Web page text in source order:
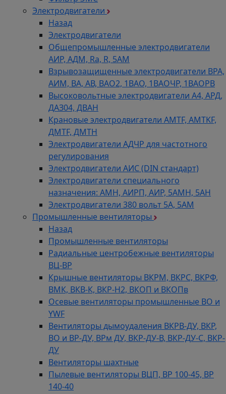
Электродвигатели
Назад
Электродвигатели
Общепромышленные электродвигатели
АИР, АДМ, Ra, R, 5AM
Взрывозащищенные электродвигатели ВРА,
АИМ, ВА, АВ, ВАO2, 1ВАО, 1ВАОЧР, 1ВАОРВ
Высоковольтные электродвигатели A4, АРД,
ДАЗ04, ДВАН
Крановые электродвигатели AMTF, AMTKF,
ДMTF, ДМТН
Электродвигатели АДЧР для частотного
регулирования
Электродвигатели АИС (DIN стандарт)
Электродвигатели специального
назначения: АМН, АИРП, АИР, 5АМН, 5АН
Электродвигатели 380 вольт 5А, 5АМ
Промышленные вентиляторы
Назад
Промышленные вентиляторы
Радиальные центробежные вентиляторы
ВЦ-ВР
Крышные вентиляторы ВКРМ, ВКРС, ВКРФ,
ВМК, ВКВ-К, ВКР-Н2, ВКОП и ВКОПв
Осевые вентиляторы промышленные ВО и
YWF
Вентиляторы дымоудаления ВКРВ-ДУ, ВКР,
ВО и ВР-ДУ, ВРм ДУ, ВКР-ДУ-В, ВКР-ДУ-С, ВКР-
ДУ
Вентиляторы шахтные
Пылевые вентиляторы ВЦП, ВР 100-45, ВР
140-40